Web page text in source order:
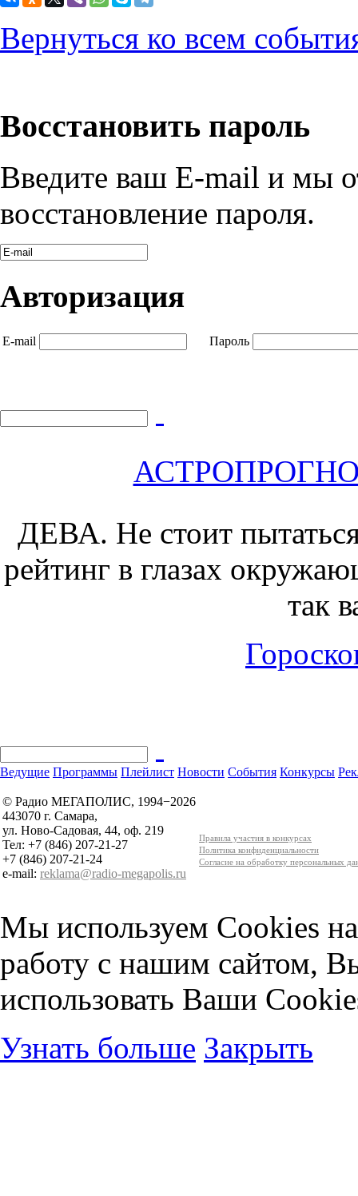
Вернуться ко всем
Восстановить пароль
Введите ваш E-mail и мы
восстановление пароля.
Авторизация
E-mail Пароль
ДЕВА. Не стоит
рейтинг в глазах
так
Ведущие Программы Плейлист Новости События Конкурсы
© Радио МЕГАПОЛИС, 1994−2026
443070 г. Самара,
ул. Ново-Садовая, 44, оф. 219
Тел: +7 (846) 207-21-27
+7 (846) 207-21-24
e-mail: reklama@radio-megapolis.ru
Правила участия в конкурсах
Политика конфиденциальности
Согласие на обработку персональных
Мы используем Cookies
работу с нашим сайтом,
использовать Ваши
Узнать больше Закрыть